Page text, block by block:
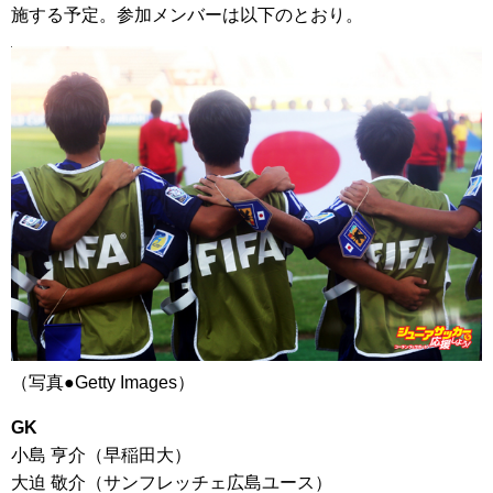
施する予定。参加メンバーは以下のとおり。
（写真●Getty Images）
GK
小島 亨介（早稲田大）
大迫 敬介（サンフレッチェ広島ユース）